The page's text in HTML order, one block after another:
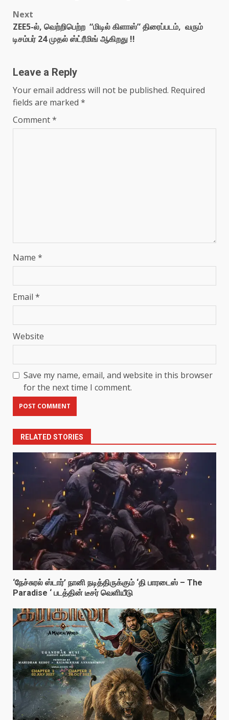
Next
ZEE5-ல், வெற்றிபெற்ற “மிடில் கிளாஸ்” திரைப்படம், வரும்
டிசம்பர் 24 முதல் ஸ்ட்ரீமிங் ஆகிறது !!
Leave a Reply
Your email address will not be published. Required
fields are marked *
Comment*
Name *
Email *
Website
Save my name, email, and website in this browser
for the next time I comment.
RELATED STORIES
‘நேச்சுரல் ஸ்டார்’ நானி நடித்திருக்கும் ‘தி பாரடைஸ் – The
Paradise ‘ படத்தின் டீசர் வெளியீடு